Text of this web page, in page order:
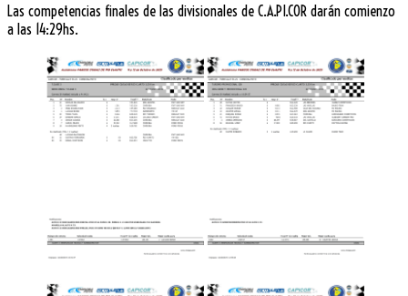
Las competencias finales de las divisionales de C.A.PI.COR darán comienzo
a las 14:29hs.